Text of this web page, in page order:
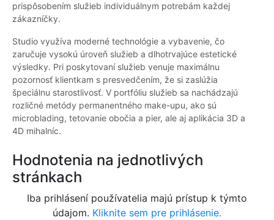
prispôsobením služieb individuálnym potrebám každej
zákazníčky.
Studio využíva moderné technológie a vybavenie, čo
zaručuje vysokú úroveň služieb a dlhotrvajúce estetické
výsledky. Pri poskytovaní služieb venuje maximálnu
pozornosť klientkam s presvedčením, že si zaslúžia
špeciálnu starostlivosť. V portfóliu služieb sa nachádzajú
rozličné metódy permanentného make-upu, ako sú
microblading, tetovanie obočia a pier, ale aj aplikácia 3D a
4D mihalníc.
Hodnotenia na jednotlivých
stránkach
Iba prihlásení používatelia majú prístup k týmto
údajom. Kliknite sem pre prihlásenie.